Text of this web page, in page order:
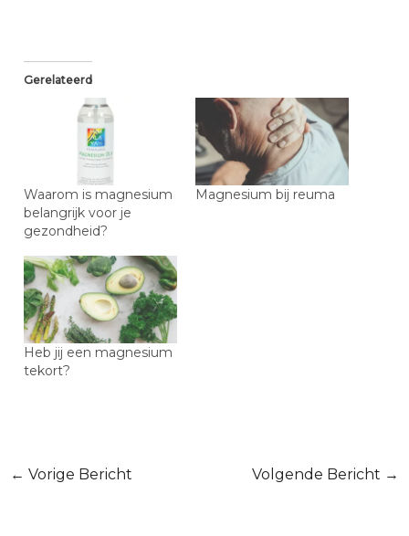
Gerelateerd
Waarom is magnesium
belangrijk voor je
gezondheid?
Magnesium bij reuma
Heb jij een magnesium
tekort?
Bericht
← Vorige Bericht Volgende Bericht →